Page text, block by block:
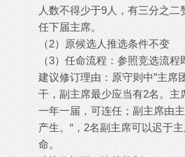
人数不得少于9人，有三分之
任下届主席。
（2）原候选人推选条件不变
（3）任命流程：参照竞选流程
建议修订理由：原守则中”主席
干，副主席最少应当有2名。主
一年一届，可连任；副主席由
产生。“，2名副主席可以迟于
命。